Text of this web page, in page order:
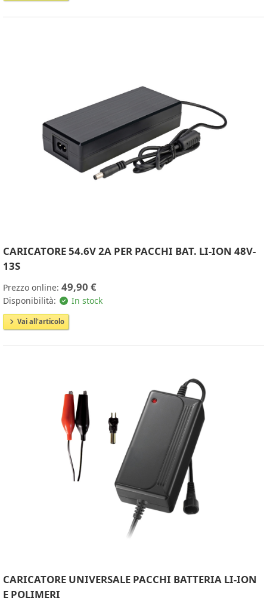
CARICATORE 54.6V 2A PER PACCHI BAT. LI-ION 48V-
13S
Prezzo online: 49,90 €
Disponibilità: In stock
Vai all'articolo
CARICATORE UNIVERSALE PACCHI BATTERIA LI-ION
E POLIMERI